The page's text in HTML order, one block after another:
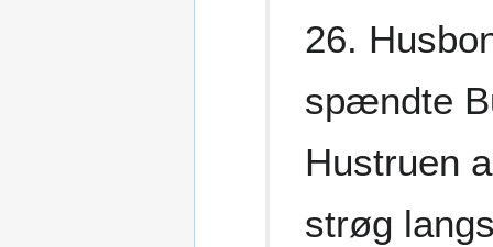
26.
spændte
Hustruen
strøg